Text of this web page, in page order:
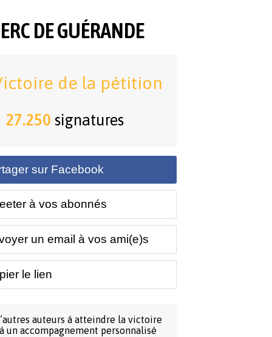
DE GUÉRANDE
de la pétition
27.250 signatures
sur Facebook
à vos abonnés
un email à vos ami(e)s
le lien
auteurs à atteindre la victoire
un accompagnement personnalisé